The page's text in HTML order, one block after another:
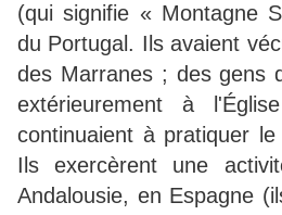
(qui signifie « Montagne
du Portugal. Ils avaient
des Marranes ; des gens
extérieurement à
continuaient à pratiquer
Ils exercèrent une
Andalousie, en Espagne